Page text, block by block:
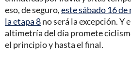
eso, de seguro,este sábado 16 de
la etapa 8no será la excepción. Y
altimetría del día promete
el principio y hasta el final.